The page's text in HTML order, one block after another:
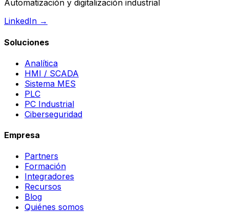
Automatización y digitalización industrial
LinkedIn →
Soluciones
Analítica
HMI / SCADA
Sistema MES
PLC
PC Industrial
Ciberseguridad
Empresa
Partners
Formación
Integradores
Recursos
Blog
Quiénes somos